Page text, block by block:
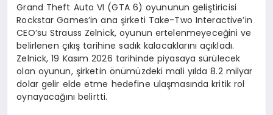
Grand Theft Auto VI (GTA 6) oyununun geliştiricisi
Rockstar Games’in ana şirketi Take-Two Interactive’in
CEO’su Strauss Zelnick, oyunun ertelenmeyeceğini ve
belirlenen çıkış tarihine sadık kalacaklarını açıkladı.
Zelnick, 19 Kasım 2026 tarihinde piyasaya sürülecek
olan oyunun, şirketin önümüzdeki mali yılda 8.2 milyar
dolar gelir elde etme hedefine ulaşmasında kritik rol
oynayacağını belirtti.